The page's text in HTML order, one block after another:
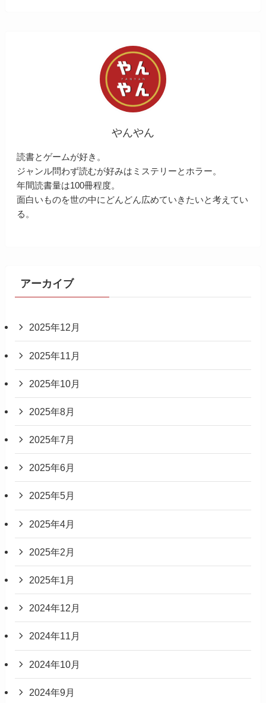
やんやん
読書とゲームが好き。
ジャンル問わず読むが好みはミステリーとホラー。
年間読書量は100冊程度。
面白いものを世の中にどんどん広めていきたいと考えてい
る。
アーカイブ
2025年12月
2025年11月
2025年10月
2025年8月
2025年7月
2025年6月
2025年5月
2025年4月
2025年2月
2025年1月
2024年12月
2024年11月
2024年10月
2024年9月